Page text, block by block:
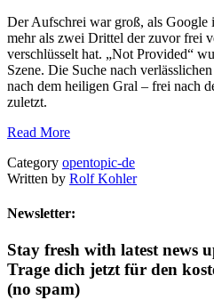
Der Aufschrei war groß, als Google
mehr als zwei Drittel der zuvor frei
verschlüsselt hat. „Not Provided“
Szene. Die Suche nach
nach dem heiligen Gral – frei nach
zuletzt.
Read More
Category opentopic-de
Written by Rolf Kohler
Newsletter:
Stay fresh with latest news
Trage dich jetzt für den
(no spam)